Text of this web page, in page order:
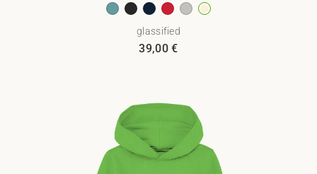
glassified
39,00€